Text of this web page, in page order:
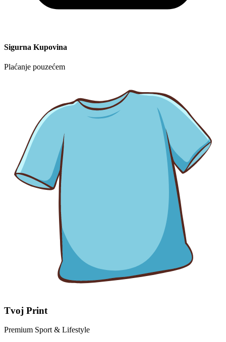
Sigurna Kupovina
Plaćanje pouzećem
Tvoj Print
Premium Sport & Lifestyle